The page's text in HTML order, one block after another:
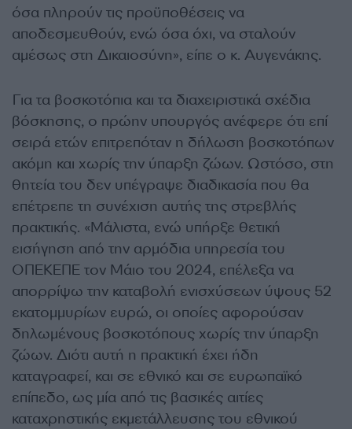
όσα πληρούν τις προϋποθέσεις να
αποδεσμευθούν, ενώ όσα όχι, να σταλούν
αμέσως στη Δικαιοσύνη», είπε ο κ. Αυγενάκης.
Για τα βοσκοτόπια και τα διαχειριστικά σχέδια
βόσκησης, ο πρώην υπουργός ανέφερε ότι επί
σειρά ετών επιτρεπόταν η δήλωση βοσκοτόπων
ακόμη και χωρίς την ύπαρξη ζώων. Ωστόσο, στη
θητεία του δεν υπέγραψε διαδικασία που θα
επέτρεπε τη συνέχιση αυτής της στρεβλής
πρακτικής. «Μάλιστα, ενώ υπήρξε θετική
εισήγηση από την αρμόδια υπηρεσία του
ΟΠΕΚΕΠΕ τον Μάιο του 2024, επέλεξα να
απορρίψω την καταβολή ενισχύσεων ύψους 52
εκατομμυρίων ευρώ, οι οποίες αφορούσαν
δηλωμένους βοσκοτόπους χωρίς την ύπαρξη
ζώων. Διότι αυτή η πρακτική έχει ήδη
καταγραφεί, και σε εθνικό και σε ευρωπαϊκό
επίπεδο, ως μία από τις βασικές αιτίες
καταχρηστικής εκμετάλλευσης του εθνικού